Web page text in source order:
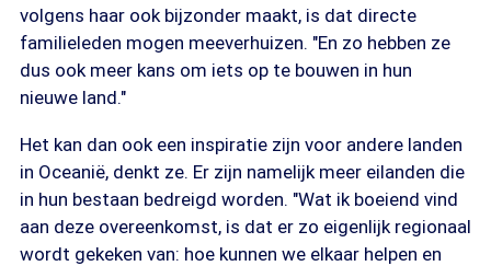
volgens haar ook bijzonder maakt, is dat directe
familieleden mogen meeverhuizen. "En zo hebben ze
dus ook meer kans om iets op te bouwen in hun
nieuwe land."
Het kan dan ook een inspiratie zijn voor andere landen
in Oceanië, denkt ze. Er zijn namelijk meer eilanden die
in hun bestaan bedreigd worden. "Wat ik boeiend vind
aan deze overeenkomst, is dat er zo eigenlijk regionaal
wordt gekeken van: hoe kunnen we elkaar helpen en